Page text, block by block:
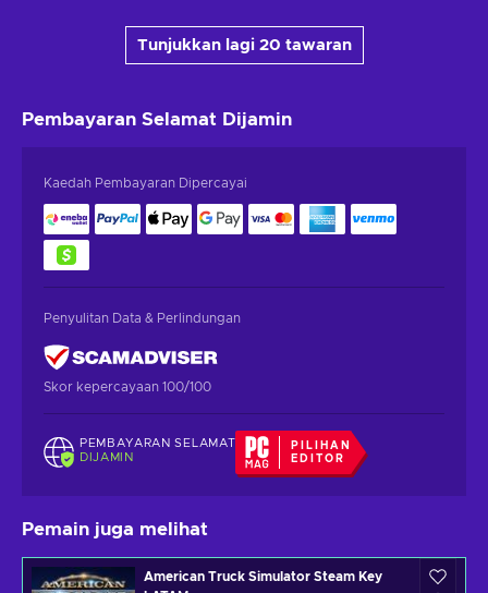
Tunjukkan lagi 20 tawaran
Pembayaran Selamat Dijamin
Kaedah Pembayaran Dipercayai
Penyulitan Data & Perlindungan
Skor kepercayaan 100/100
PEMBAYARAN SELAMAT
DIJAMIN
PILIHAN
EDITOR
Pemain juga melihat
American Truck Simulator Steam Key